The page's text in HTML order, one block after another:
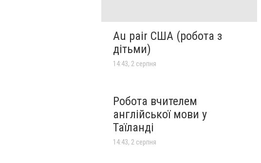
Au pair США (робота з
дітьми)
14:43, 2 серпня
Робота вчителем
англійської мови у
Таїланді
14:43, 2 серпня